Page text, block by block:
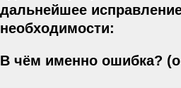
дальнейшее
необходимости:
В чём именно ошибка?